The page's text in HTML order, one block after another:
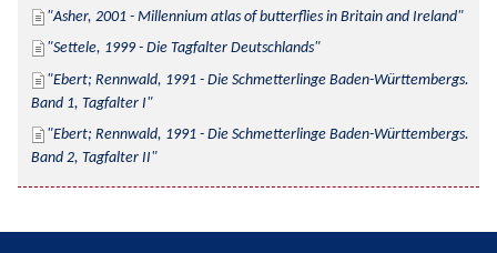
Asher, 2001 - Millennium atlas of butterflies in Britain and Ireland
Settele, 1999 - Die Tagfalter Deutschlands
Ebert; Rennwald, 1991 - Die Schmetterlinge Baden-Württembergs.
Band 1, Tagfalter I
Ebert; Rennwald, 1991 - Die Schmetterlinge Baden-Württembergs.
Band 2, Tagfalter II